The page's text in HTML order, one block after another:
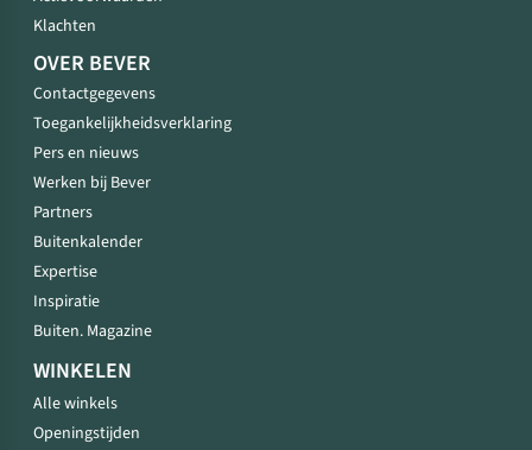
Klachten
OVER BEVER
Contactgegevens
Toegankelijkheidsverklaring
Pers en nieuws
Werken bij Bever
Partners
Buitenkalender
Expertise
Inspiratie
Buiten. Magazine
WINKELEN
Alle winkels
Openingstijden